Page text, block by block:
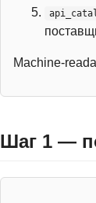
Machine-
Шаг 1 —